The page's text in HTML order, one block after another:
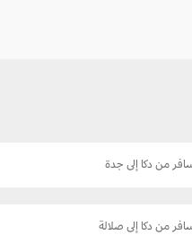
من دكا إلى جدة
من دكا إلى صلالة